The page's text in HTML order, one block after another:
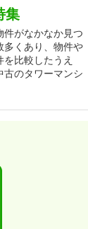
集
件がなかなか見つ
多くあり、物件や
比較したうえ
古のタワーマンシ